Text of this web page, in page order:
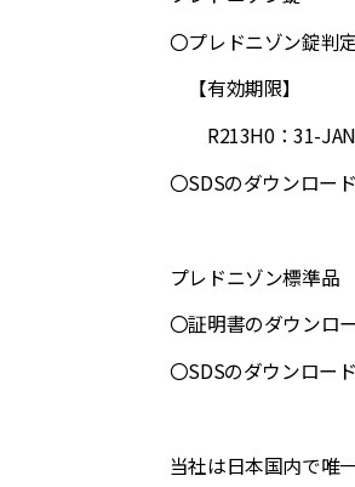
〇プレドニゾン錠判
【有効期限】
R213H0：31-
〇SDSのダウンロー
プレドニゾン標準品
〇証明書のダウンロ
〇SDSのダウンロー
当社は日本国内で唯